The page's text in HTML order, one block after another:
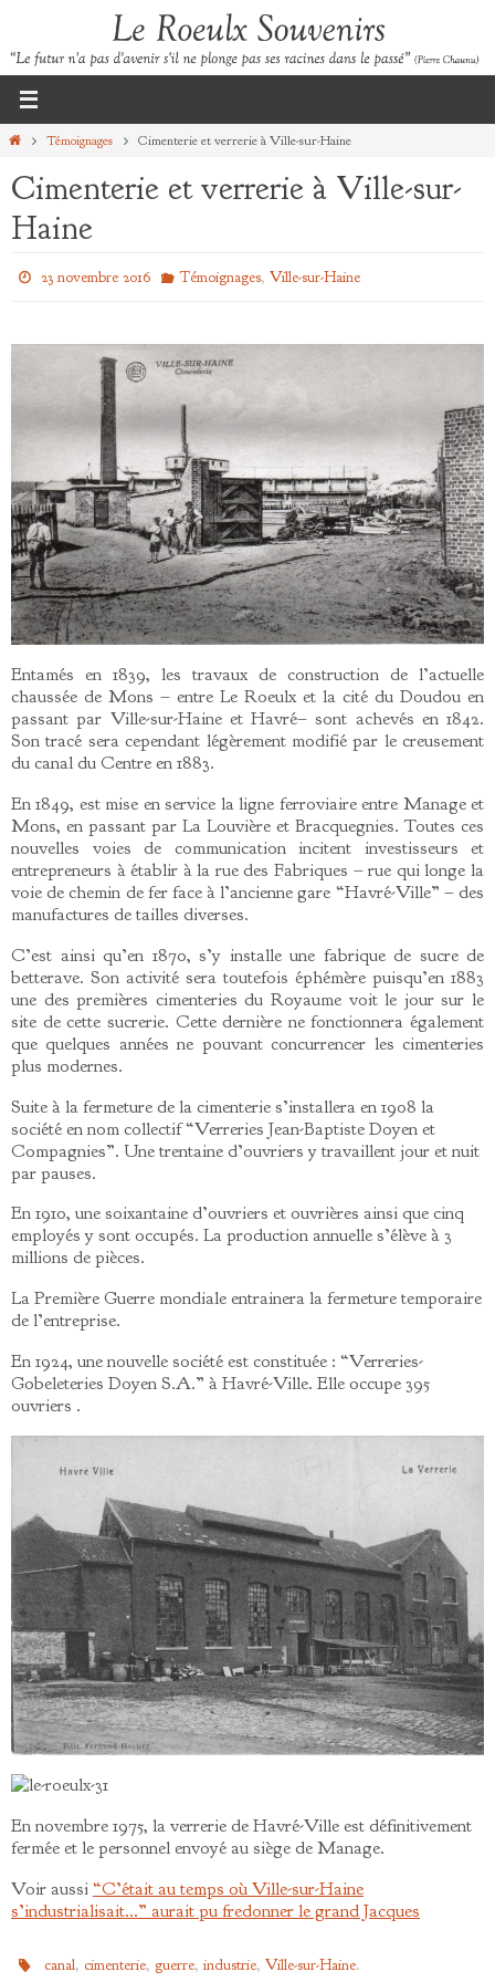
contenu
HomeTémoignages Cimenterie et verrerie à Ville-sur-Haine
Cimenterie et verrerie à Ville-sur-
Haine
23 novembre 2016 Témoignages, Ville-sur-Haine
Entamés en 1839, les travaux de construction de l’actuelle
chaussée de Mons – entre Le Roeulx et la cité du Doudou en
passant par Ville-sur-Haine et Havré– sont achevés en 1842.
Son tracé sera cependant légèrement modifié par le creusement
du canal du Centre en 1883.
En 1849, est mise en service la ligne ferroviaire entre Manage et
Mons, en passant par La Louvière et Bracquegnies. Toutes ces
nouvelles voies de communication incitent investisseurs et
entrepreneurs à établir à la rue des Fabriques – rue qui longe la
voie de chemin de fer face à l’ancienne gare “Havré-Ville” – des
manufactures de tailles diverses.
C’est ainsi qu’en 1870, s’y installe une fabrique de sucre de
betterave. Son activité sera toutefois éphémère puisqu’en 1883
une des premières cimenteries du Royaume voit le jour sur le
site de cette sucrerie. Cette dernière ne fonctionnera également
que quelques années ne pouvant concurrencer les cimenteries
plus modernes.
Suite à la fermeture de la cimenterie s’installera en 1908 la
société en nom collectif “Verreries Jean-Baptiste Doyen et
Compagnies”. Une trentaine d’ouvriers y travaillent jour et nuit
par pauses.
En 1910, une soixantaine d’ouvriers et ouvrières ainsi que cinq
employés y sont occupés. La production annuelle s’élève à 3
millions de pièces.
La Première Guerre mondiale entrainera la fermeture temporaire
de l’entreprise.
En 1924, une nouvelle société est constituée : “Verreries-
Gobeleteries Doyen S.A.” à Havré-Ville. Elle occupe 395
ouvriers .
En novembre 1975, la verrerie de Havré-Ville est définitivement
fermée et le personnel envoyé au siège de Manage.
Voir aussi“C’était au temps où Ville-sur-Haine
s’industrialisait…” aurait pu fredonner le grand Jacques
canal, cimenterie, guerre,industrie,Ville-sur-Haine.